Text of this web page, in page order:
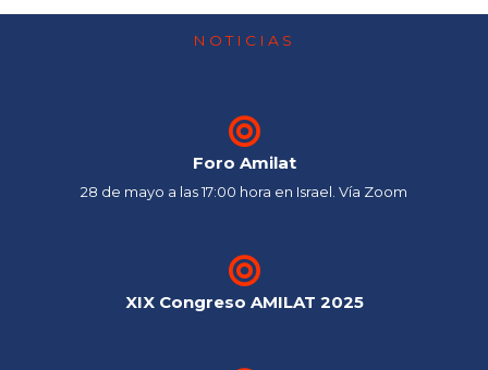
NOTICIAS
Foro Amilat
28 de mayo a las 17:00 hora en Israel. Vía Zoom
XIX Congreso AMILAT 2025